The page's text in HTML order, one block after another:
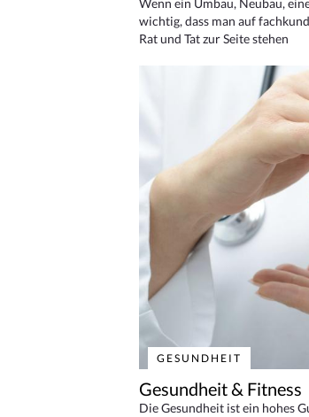
wichtig, dass man auf
Rat und Tat zur Seite stehen
GESUNDHEIT
Gesundheit & Fitness
Die Gesundheit ist ein hohes